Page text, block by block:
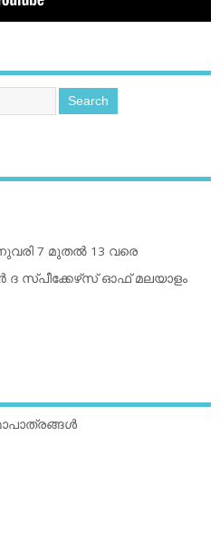
7 മുതല്‍ 13 വരെ
ദ സ്പീക്കേഴ്‌സ് ഓഫ് മലയാളം